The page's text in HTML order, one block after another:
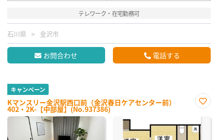
テレワーク・在宅勤務可
石川県 金沢市
お問合わせ 電話する
キャンペーン
Kマンスリー金沢駅西口前（金沢春日ケアセンター前）
402・2K-【中部屋】(No.937386)
に入
り登
録